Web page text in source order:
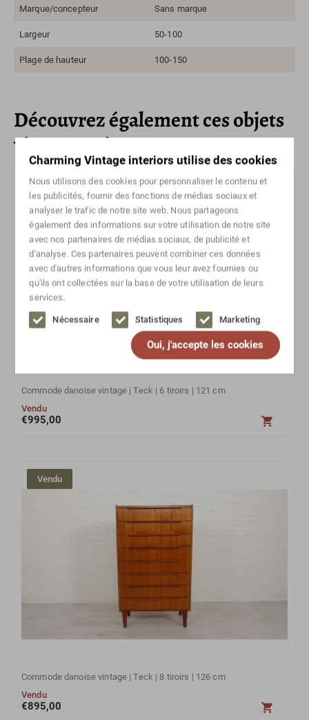
Charming Vintage interiors utilise des cookies
Nous utilisons des cookies pour personnaliser le contenu et
les publicités, fournir des fonctions de médias sociaux et
analyser le trafic de notre site web. Nous partageons
également des informations sur votre utilisation de notre site
avec nos partenaires de médias sociaux, de publicité et
d'analyse. Ces partenaires peuvent combiner ces données
avec d'autres informations que vous leur avez fournies ou
qu'ils ont collectées sur la base de votre utilisation de leurs
services.
Nécessaire Statistiques Marketing
Oui, j'accepte les cookies
Marque/concepteur Sans marque
Largeur 50-100
Plage de hauteur 100-150
Découvrez également ces objets
vintage uniques
Vendu
Commode danoise vintage | Teck | 6 tiroirs | 121 cm
Vendu
€995,00
Vendu
Commode danoise vintage | Teck | 8 tiroirs | 126 cm
Vendu
€895,00